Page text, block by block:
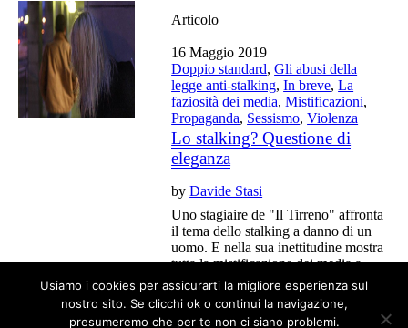
Articolo
16 Maggio 2019
Doppio standard,Gli abusi della
legge anti-stalking,In breve,La
faziosità dei media,Mistificazioni,
Propaganda, Sessismo,Violenza
Lo stalking? Questione di
eleganza
byDavide Stasi
Uno stagiaire de "Il Tirreno" affronta
il tema dello stalking a danno di un
uomo. E nella sua inettitudine mostra
tutta la mistificazione dei media a
danno degli uomini.
Usiamo i cookies per assicurarti la migliore esperienza sul
nostro sito. Se clicchi ok o continui la navigazione,
presumeremo che per te non ci siano problemi.